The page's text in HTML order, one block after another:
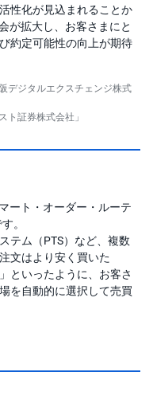
性化が見込まれることか
が拡大し、お客さまにと
約定可能性の向上が期待
デジタルエクスチェンジ株式
ト証券株式会社」
ート・オーダー・ルーテ
。
テム（PTS）など、複数
文はより安く買いた
といったように、お客さ
を自動的に選択して売買